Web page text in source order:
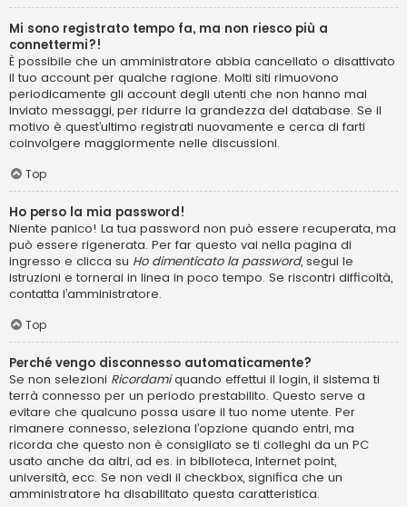
Mi sono registrato tempo fa, ma non riesco più a
connettermi?!
È possibile che un amministratore abbia cancellato o disattivato
il tuo account per qualche ragione. Molti siti rimuovono
periodicamente gli account degli utenti che non hanno mai
inviato messaggi, per ridurre la grandezza del database. Se il
motivo è quest’ultimo registrati nuovamente e cerca di farti
coinvolgere maggiormente nelle discussioni.
Top
Ho perso la mia password!
Niente panico! La tua password non può essere recuperata, ma
può essere rigenerata. Per far questo vai nella pagina di
ingresso e clicca su Ho dimenticato la password, segui le
istruzioni e tornerai in linea in poco tempo. Se riscontri difficoltà,
contatta l’amministratore.
Top
Perché vengo disconnesso automaticamente?
Se non selezioni Ricordamiquando effettui il login, il sistema ti
terrà connesso per un periodo prestabilito. Questo serve a
evitare che qualcuno possa usare il tuo nome utente. Per
rimanere connesso, seleziona l’opzione quando entri, ma
ricorda che questo non è consigliato se ti colleghi da un PC
usato anche da altri, ad es. in biblioteca, Internet point,
università, ecc. Se non vedi il checkbox, significa che un
amministratore ha disabilitato questa caratteristica.